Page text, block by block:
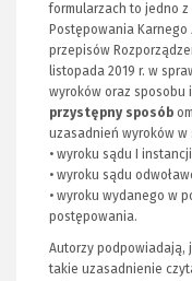
formularzach to jedno
Postępowania Karnego
przepisów
listopada 2019 r. w
wyroków oraz sposobu
przystępny sposób
uzasadnień wyroków w
• wyroku sądu I
• wyroku sądu
• wyroku wydanego w
postępowania.
Autorzy podpowiadają,
takie uzasadnienie